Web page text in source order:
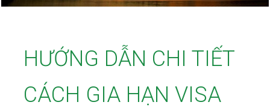
HƯỚNG DẪN CHI TIẾT
CÁCH GIA HẠN VISA